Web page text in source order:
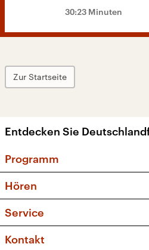
30:23 Minuten
Zur Startseite
Entdecken Sie
Programm
Sendungen und
Musikliste
Kakadu – Das
Hören
Frequenzen (UKW +
Service
FAQ
Kontakt